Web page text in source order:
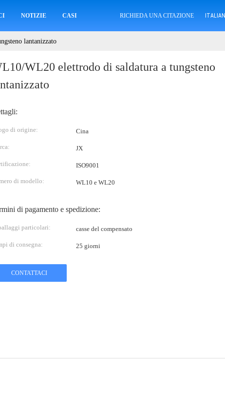
NOTIZIE CASI RICHIEDA UNA CITAZIONE ITALIAN
lantanizzato
WL20 elettrodo di saldatura a tungsteno
di origine: Cina
JX
ISO9001
di modello: WL10 e WL20
di pagamento e spedizione:
particolari: casse del compensato
di consegna: 25 giorni
CONTATTACI